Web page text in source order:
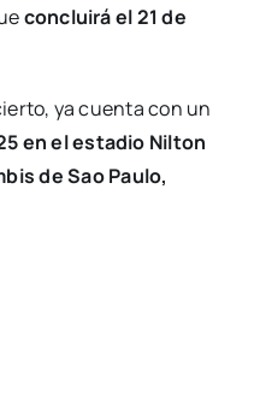
concluirá el 21 de
ya cuenta con un
en el estadio Nilton
de Sao Paulo,